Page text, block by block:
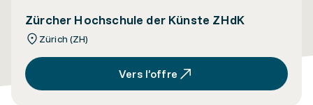
Zürcher Hochschule der Künste ZHdK
Zürich (ZH)
Vers l’offre